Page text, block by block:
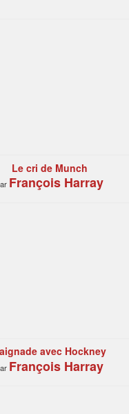
Le cri de Munch
François Harray
avec Hockney
François Harray